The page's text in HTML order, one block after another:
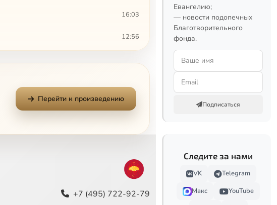
16:03
12:56
12:29
4:44
5:40
Перейти к произведению
+7 (495) 722-92-79
Евангелию;
— новости подопечных
Благотворительного
фонда.
Подписаться
Следите за нами
VK
Telegram
Макс
YouTube